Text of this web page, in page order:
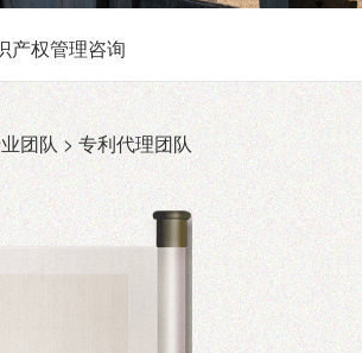
产权管理咨询
团队 > 专利代理团队